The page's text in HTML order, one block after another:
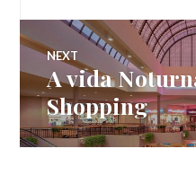
Post
NEXT
Next
post:
A vida
Shopping